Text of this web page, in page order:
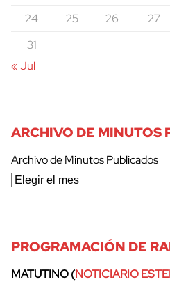
24 25 26 27
31
« Jul
ARCHIVO DE MINUTOS
Archivo de Minutos Publicados
PROGRAMACIÓN DE
MATUTINO (NOTICIARIO